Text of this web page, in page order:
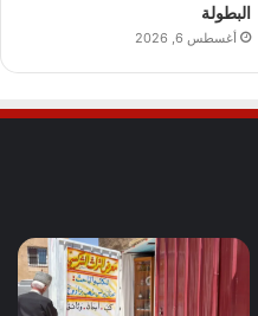
البطولة
أغسطس 6, 2026